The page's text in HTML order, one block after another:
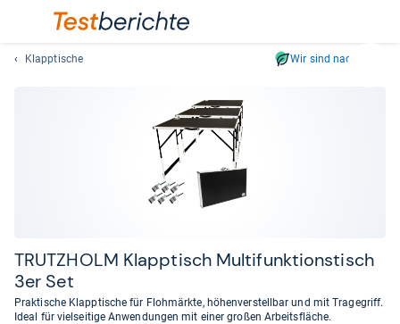
sich
Klapptische Wir sind nachhaltig
TRUT­Z­HOLM Klapp­tisch Mul­ti­funk­ti­ons­tisch
3er Set
Praktische Klapptische für Flohmärkte, höhenverstellbar und mit Tragegriff.
Ideal für vielseitige Anwendungen mit einer großen Arbeitsfläche.